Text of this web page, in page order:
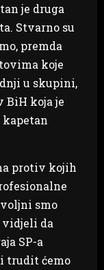
je druga
Stvarno su
premda
koje
u skupini,
BiH koja je
protiv kojih
smo
vidjeli da
SP-a
trudit ćemo